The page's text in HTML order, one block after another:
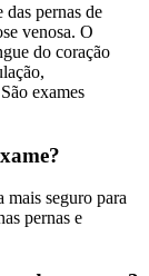
pernas de
venosa. O
do coração
exames
mais seguro para
pernas e